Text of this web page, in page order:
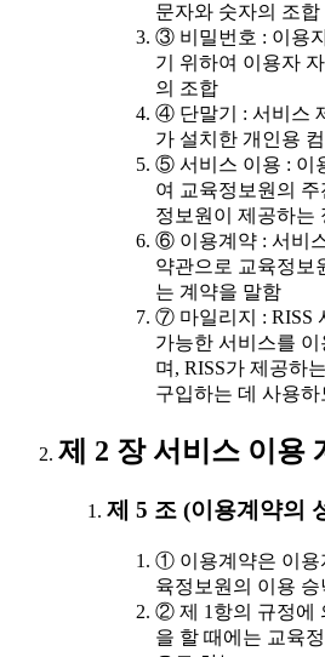
문자와 숫자의 조합
③ 비밀번호 : 이용
기 위하여 이용자
의 조합
④ 단말기 : 서비스
가 설치한 개인용
⑤ 서비스 이용 : 이
여 교육정보원의
정보원이 제공하는
⑥ 이용계약 : 서비
약관으로 교육정보
는 계약을 말함
⑦ 마일리지 : RISS
가능한 서비스를
며, RISS가 제공하
구입하는 데 사용
제 2 장 서비스 이용
제 5 조 (이용계약의
① 이용계약은 이용
육정보원의 이용
② 제 1항의 규정에
을 할 때에는 교육